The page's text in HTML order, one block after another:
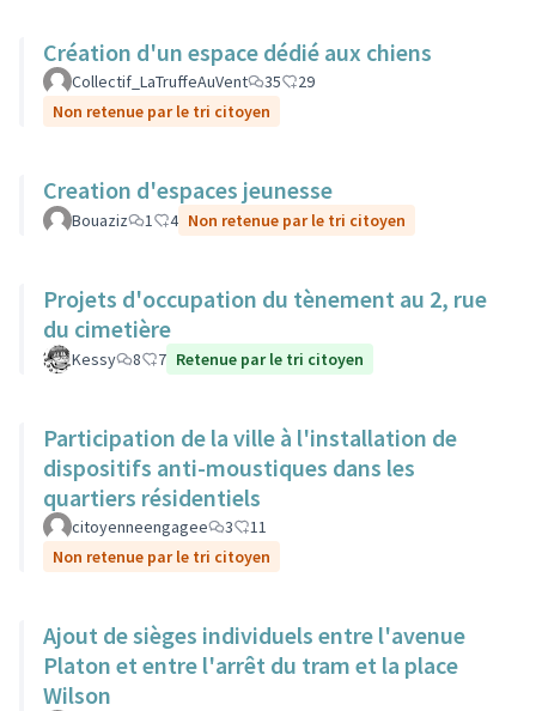
Création d'un espace dédié aux chiens
Collectif_LaTruffeAuVent 35
29
Non retenue par le tri citoyen
Creation d'espaces jeunesse
Bouaziz 1 4 Non retenue par le tri citoyen
Projets d'occupation du tènement au 2, rue
du cimetière
Kessy 8 7 Retenue par le tri citoyen
Participation de la ville à l'installation de
dispositifs anti-moustiques dans les
quartiers résidentiels
citoyenneengagee 3
11
Non retenue par le tri citoyen
Ajout de sièges individuels entre l'avenue
Platon et entre l'arrêt du tram et la place
Wilson